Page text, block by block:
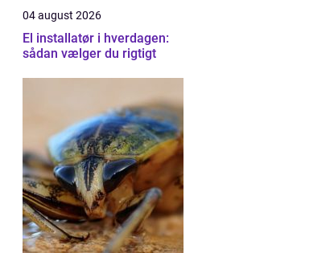
04 august 2026
El installatør i hverdagen:
sådan vælger du rigtigt